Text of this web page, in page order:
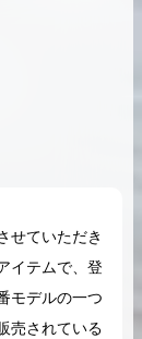
ケリー相場解
せていただき
イテムで、登
モデルの一つ
売されている